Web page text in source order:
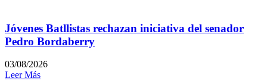
Jóvenes Batllistas rechazan iniciativa del senador
Pedro Bordaberry
03/08/2026
Leer Más